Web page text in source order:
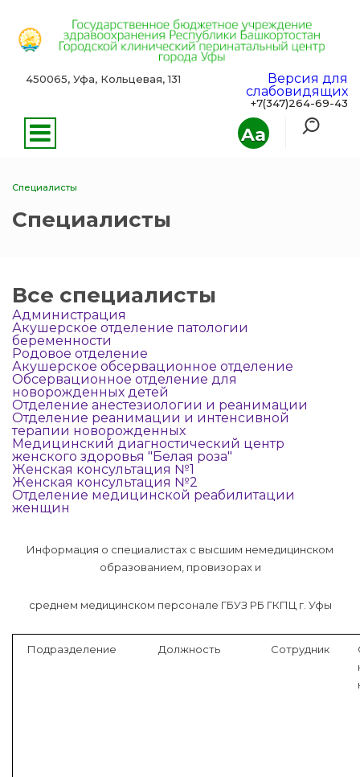
Aa
450065, Уфа, Кольцевая, 131
Версия для
слабовидящих
+7(347)264-69-43
Специалисты
Специалисты
Все специалисты
Администрация
Акушерское отделение патологии
беременности
Родовое отделение
Акушерское обсервационное отделение
Обсервационное отделение для
новорожденных детей
Отделение анестезиологии и реанимации
Отделение реанимации и интенсивной
терапии новорожденных
Медицинский диагностический центр
женского здоровья "Белая роза"
Женская консультация №1
Женская консультация №2
Отделение медицинской реабилитации
женщин
Информация о специалистах с высшим немедицинском
образованием, провизорах и
среднем медицинском персонале ГБУЗ РБ ГКПЦ г. Уфы
Подразделение Должность Сотрудник